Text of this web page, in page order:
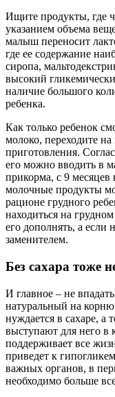
Ищите продукты, где
указанием объема
малыш переносит
где ее содержание
сиропа,
высокий
наличие большого
ребенка.
Как только ребенок
молоко, переходите
приготовления.
его можно вводить в
прикорма, с 9 месяцев
молочные продукты
рационе грудного
находиться на
его дополнять, а если
заменителем.
Без сахара тоже
И главное – не
натуральный на
нуждается в сахаре, а
выступают для него в
поддерживает все
приведет к
важных органов, в
необходимо больше